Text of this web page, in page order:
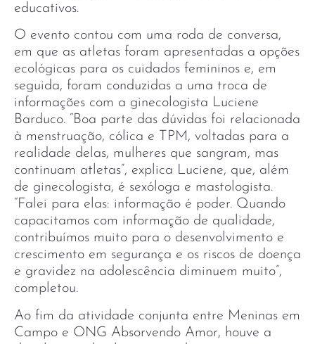
educativos.
O evento contou com uma roda de conversa,
em que as atletas foram apresentadas a opções
ecológicas para os cuidados femininos e, em
seguida, foram conduzidas a uma troca de
informações com a ginecologista Luciene
Barduco. “Boa parte das dúvidas foi relacionada
à menstruação, cólica e TPM, voltadas para a
realidade delas, mulheres que sangram, mas
continuam atletas”, explica Luciene, que, além
de ginecologista, é sexóloga e mastologista.
“Falei para elas: informação é poder. Quando
capacitamos com informação de qualidade,
contribuímos muito para o desenvolvimento e
crescimento em segurança e os riscos de doença
e gravidez na adolescência diminuem muito”,
completou.
Ao fim da atividade conjunta entre Meninas em
Campo e ONG Absorvendo Amor, houve a